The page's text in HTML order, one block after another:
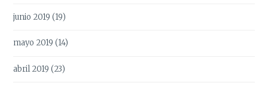
junio 2019 (19)
mayo 2019 (14)
abril 2019 (23)